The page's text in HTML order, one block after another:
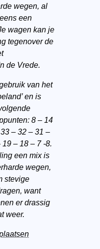
wegen, al
een
wagen kan je
tegenover de
de Vrede.
van het
en is
8 – 14
– 32 – 31 –
– 18 – 7 -8.
een mix is
wegen,
stevige
want
er drassig
weer.